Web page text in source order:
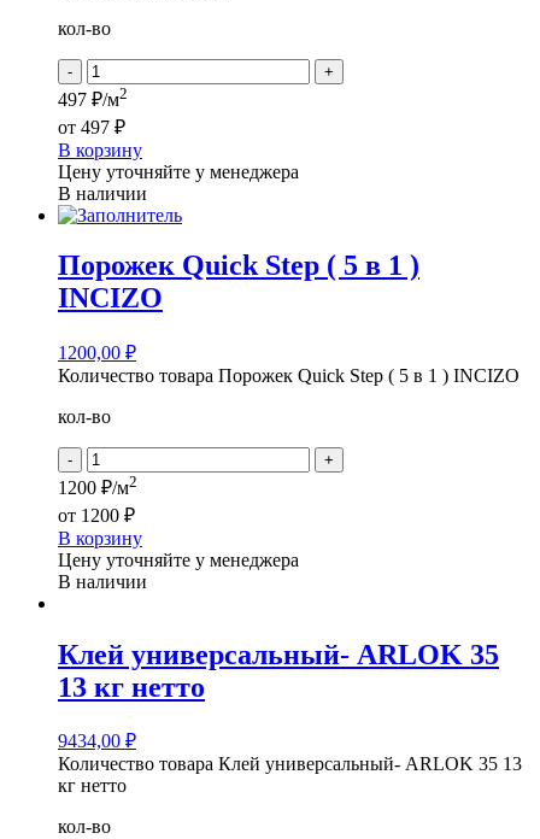
кол-во
- +
497 ₽/м2
от 497 ₽
В корзину
Цену уточняйте у менеджера
В наличии
Порожек Quick Step ( 5 в 1 )
INCIZO
1200,00 ₽
Количество товара Порожек Quick Step ( 5 в 1 ) INCIZO
кол-во
- +
1200 ₽/м2
от 1200 ₽
В корзину
Цену уточняйте у менеджера
В наличии
Клей универсальный- ARLOK 35
13 кг нетто
9434,00 ₽
Количество товара Клей универсальный- ARLOK 35 13
кг нетто
кол-во